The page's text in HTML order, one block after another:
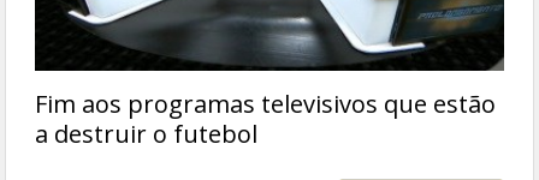
Fim aos programas televisivos que estão
a destruir o futebol